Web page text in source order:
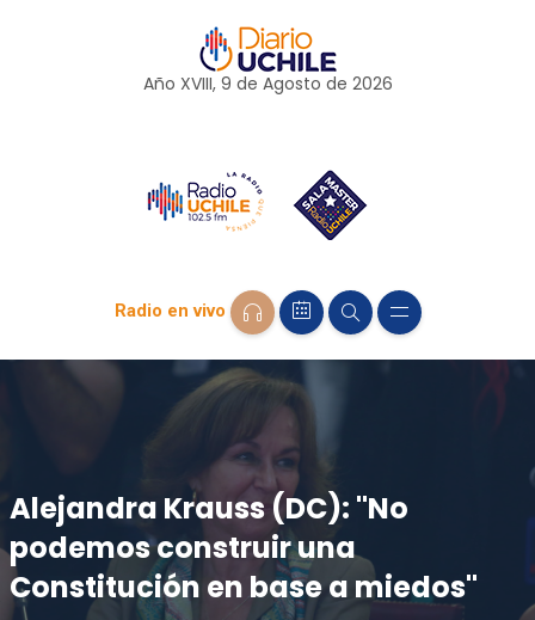
Año XVIII, 9 de Agosto de 2026
Radio en vivo
Alejandra Krauss (DC): "No
podemos construir una
Constitución en base a miedos"